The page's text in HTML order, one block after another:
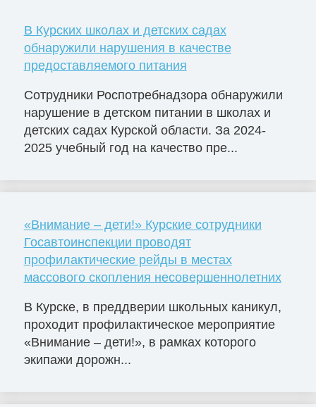
В Курских школах и детских садах
обнаружили нарушения в качестве
предоставляемого питания
Сотрудники Роспотребнадзора обнаружили
нарушение в детском питании в школах и
детских садах Курской области. За 2024-
2025 учебный год на качество пре...
«Внимание – дети!» Курские сотрудники
Госавтоинспекции проводят
профилактические рейды в местах
массового скопления несовершеннолетних
В Курске, в преддверии школьных каникул,
проходит профилактическое мероприятие
«Внимание – дети!», в рамках которого
экипажи дорожн...